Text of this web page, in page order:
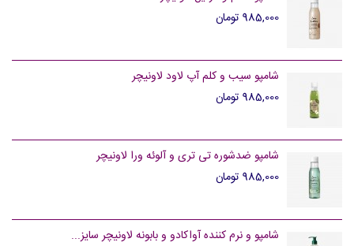
985,000 تومان
شامپو سیب و کلم آپ لاود لاونیچر
985,000 تومان
شامپو ضدشوره تی تری و آلوئه ورا لاونیچر
985,000 تومان
شامپو و نرم کننده آواکادو و بابونه لاونیچر سایز...